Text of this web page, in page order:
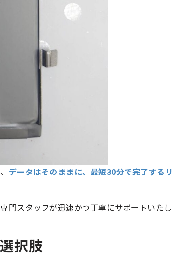
データはそのままに、最短30分で完了するリ
門スタッフが迅速かつ丁寧にサポートいたし
択肢